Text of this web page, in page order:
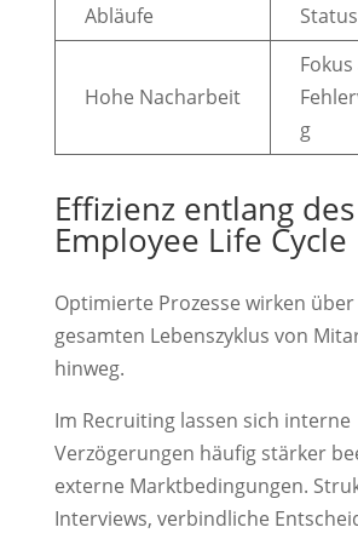
Abläufe
Hohe Nacharbeit
g
Effizienz entlang des
Employee Life Cycle
Optimierte Prozesse wirken
gesamten Lebenszyklus von
hinweg.
Im Recruiting lassen sich interne
Verzögerungen häufig stärker
externe Marktbedingungen.
Interviews, verbindliche